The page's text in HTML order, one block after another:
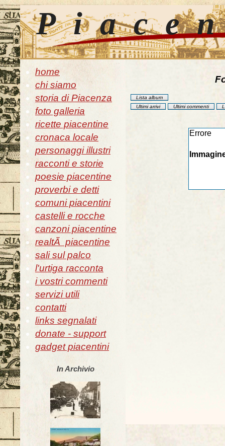
home
chi siamo
storia di Piacenza
foto galleria
ricette piacentine
cronaca locale
personaggi illustri
racconti e storie
poesie piacentine
proverbi e detti
comuni piacentini
castelli e rocche
canzoni piacentine
realtÃ piacentine
sali sul palco
l'urtiga racconta
i vostri commenti
servizi utili
contatti
links segnalati
donate - support
gadget piacentini
In Archivio
Lista album
Ultimi arrivi
Ultimi commenti
Errore